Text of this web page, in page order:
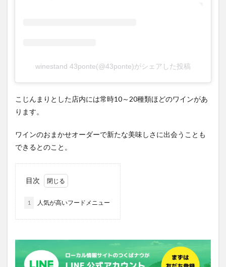
winestand 43ponte(@43ponte)がシェアした投稿
こじんまりとした店内には常時10～20種類ほどのワインがあ
ります。
ワインのおまかせオーダーで新たな美味しさに出会うことも
できるとのこと。
目次
1 人気が高いフードメニュー